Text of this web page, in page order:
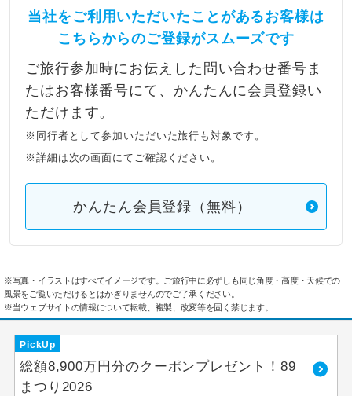
当社をご利用いただいたことがあるお客様は
こちらからのご登録がスムーズです
ご旅行参加時にお伝えした問い合わせ番号ま
たはお客様番号にて、かんたんに会員登録い
ただけます。
※同行者として参加いただいた旅行も対象です。
※詳細は次の画面にてご確認ください。
かんたん会員登録（無料）
※写真・イラストはすべてイメージです。ご旅行中に必ずしも同じ角度・高度・天候での
風景をご覧いただけるとはかぎりませんのでご了承ください。
※当ウェブサイトの情報について転載、複製、改変等を固く禁じます。
PickUp
総額8,900万円分のクーポンプレゼント！89
まつり2026